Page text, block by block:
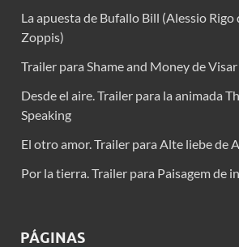
La apuesta de Bufallo Bill (Alessio
Zoppis)
Trailer para Shame and Money de
Desde el aire. Trailer para la animada
Speaking
El otro amor. Trailer para Alte liebe de
Por la tierra. Trailer para Paisagem de
PÁGINAS